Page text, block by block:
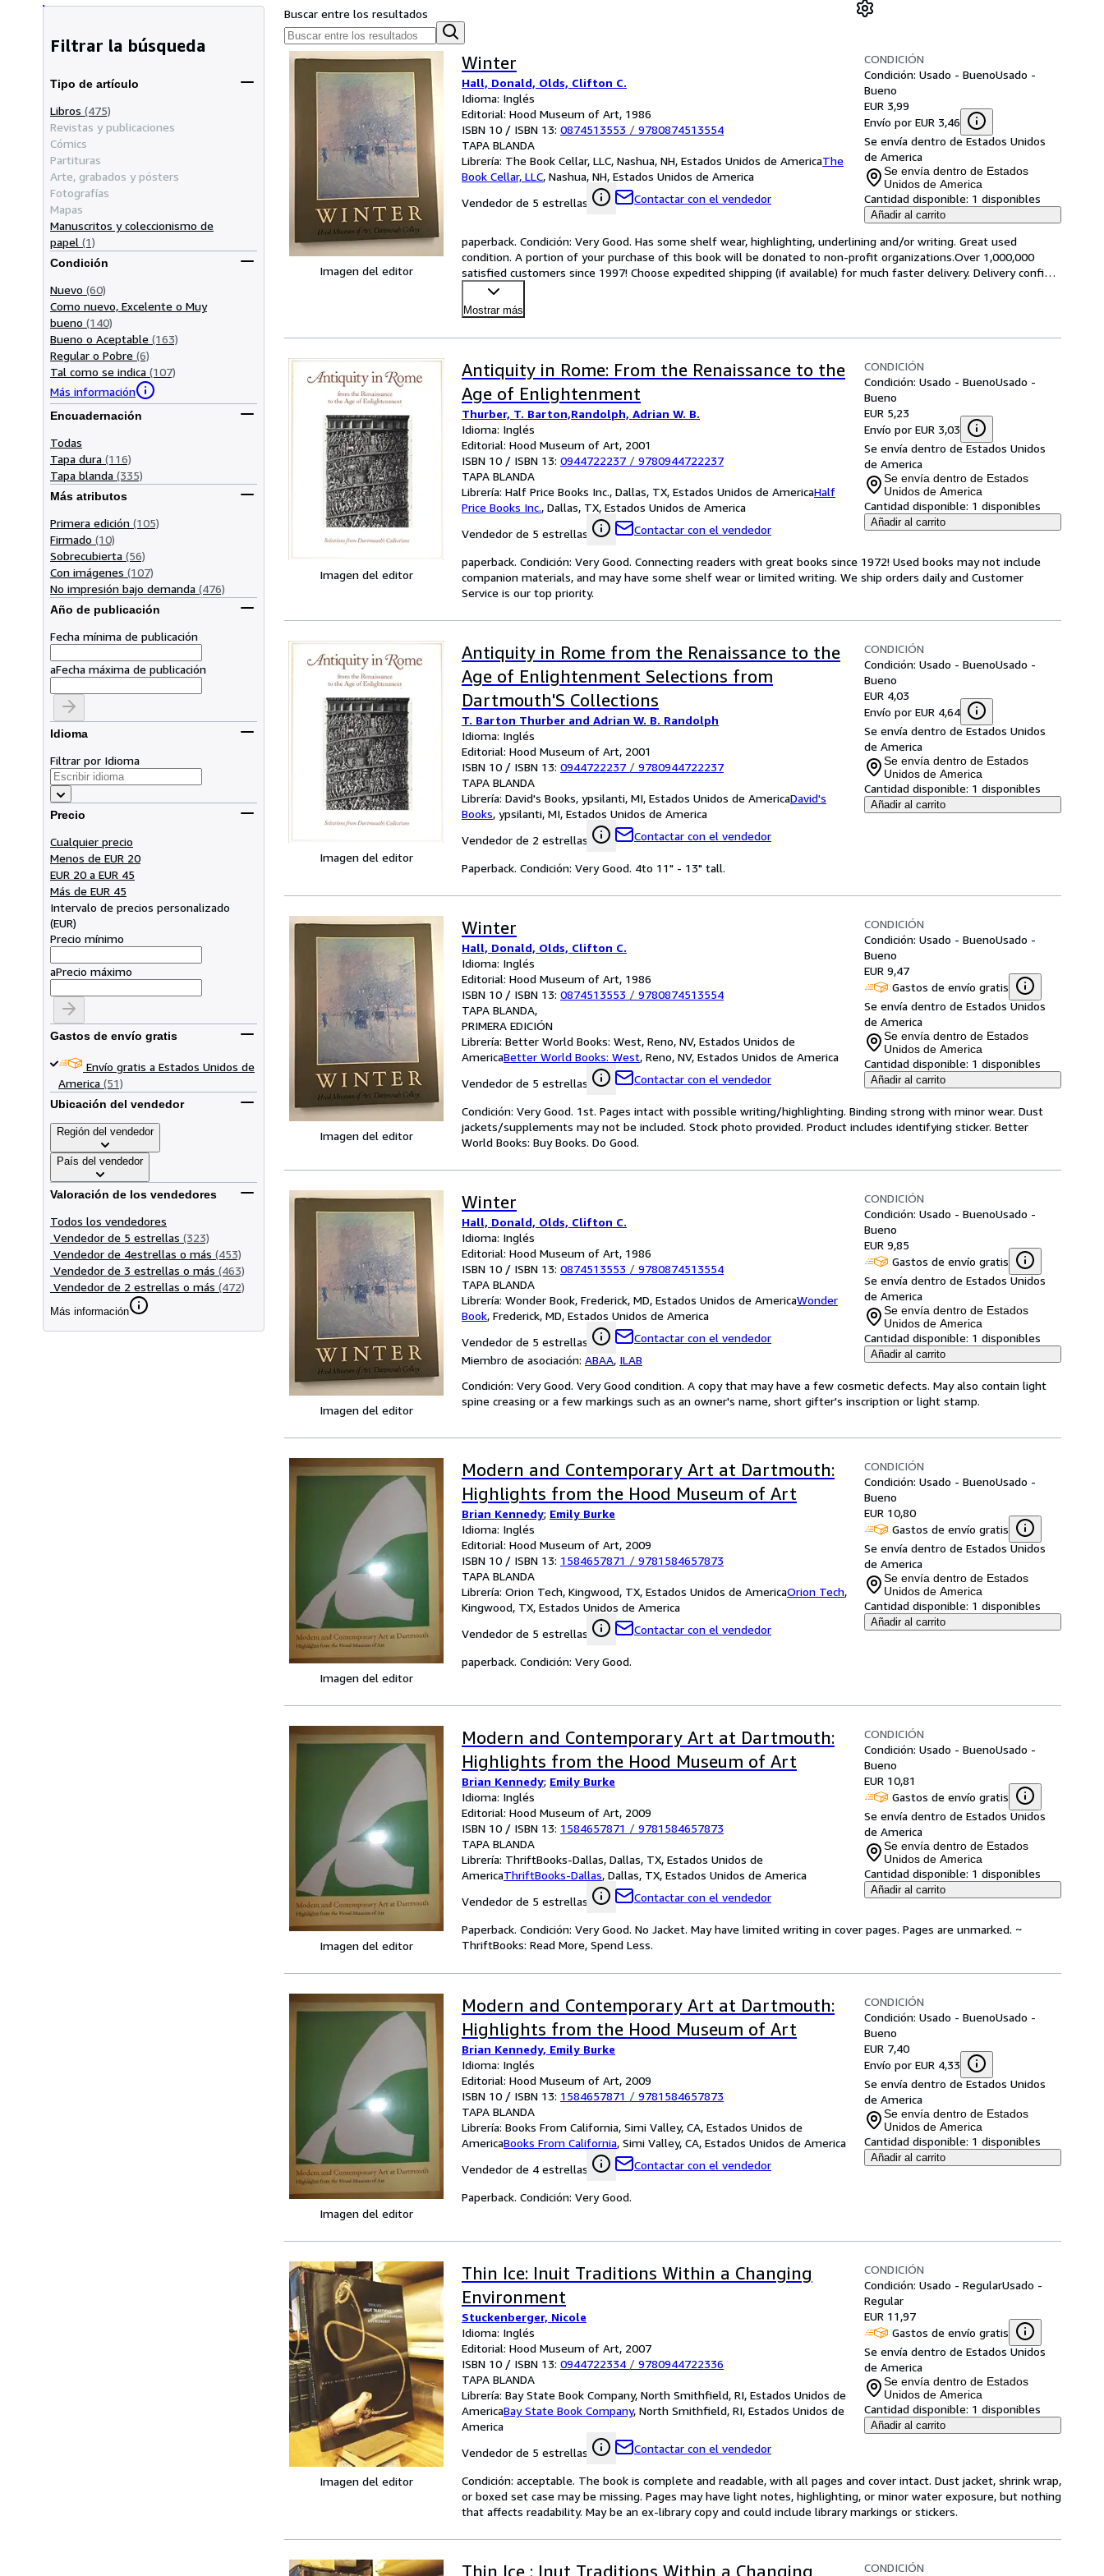
Filtrar la búsqueda
Tipo de artículo
Libros (475)
Revistas y publicaciones
Cómics
Partituras
Arte, grabados y pósters
Fotografías
Mapas
Manuscritos y coleccionismo de
papel (1)
Condición
Nuevo (60)
Como nuevo, Excelente o Muy
bueno (140)
Bueno o Aceptable (163)
Regular o Pobre (6)
Tal como se indica (107)
Más información
Encuadernación
Todas
Tapa dura (116)
Tapa blanda (335)
Más atributos
Primera edición (105)
Firmado (10)
Sobrecubierta (56)
Con imágenes (107)
No impresión bajo demanda (476)
Año de publicación
Fecha mínima de publicación
aFecha máxima de publicación
Idioma
Filtrar por Idioma
Precio
Cualquier precio
Menos de EUR 20
EUR 20 a EUR 45
Más de EUR 45
Intervalo de precios personalizado
(EUR)
Precio mínimo
aPrecio máximo
Gastos de envío gratis
Envío gratis a Estados Unidos de
America (51)
Ubicación del vendedor
Región del vendedor
País del vendedor
Valoración de los vendedores
Todos los vendedores
Vendedor de 5 estrellas (323)
Vendedor de 4estrellas o más (453)
Vendedor de 3 estrellas o más (463)
Vendedor de 2 estrellas o más (472)
Más información
Buscar entre los resultados
Imagen del editor
Winter
Hall, Donald, Olds, Clifton C.
Idioma: Inglés
Editorial: Hood Museum of Art, 1986
ISBN 10 / ISBN 13: 0874513553 / 9780874513554
TAPA BLANDA
Librería: The Book Cellar, LLC, Nashua, NH, Estados Unidos de AmericaThe
Book Cellar, LLC, Nashua, NH, Estados Unidos de America
Vendedor de 5 estrellas
Contactar con el vendedor
CONDICIÓN
Condición: Usado - BuenoUsado -
Bueno
EUR 3,99
Envío por EUR 3,46
Se envía dentro de Estados Unidos
de America
Se envía dentro de Estados
Unidos de America
Cantidad disponible: 1 disponibles
Añadir al carrito
paperback. Condición: Very Good. Has some shelf wear, highlighting, underlining and/or writing. Great used
condition. A portion of your purchase of this book will be donated to non-profit organizations.Over 1,000,000
satisfied customers since 1997! Choose expedited shipping (if available) for much faster delivery. Delivery confi…
Mostrar más
Imagen del editor
Antiquity in Rome: From the Renaissance to the
Age of Enlightenment
Thurber, T. Barton,Randolph, Adrian W. B.
Idioma: Inglés
Editorial: Hood Museum of Art, 2001
ISBN 10 / ISBN 13: 0944722237 / 9780944722237
TAPA BLANDA
Librería: Half Price Books Inc., Dallas, TX, Estados Unidos de AmericaHalf
Price Books Inc., Dallas, TX, Estados Unidos de America
Vendedor de 5 estrellas
Contactar con el vendedor
CONDICIÓN
Condición: Usado - BuenoUsado -
Bueno
EUR 5,23
Envío por EUR 3,03
Se envía dentro de Estados Unidos
de America
Se envía dentro de Estados
Unidos de America
Cantidad disponible: 1 disponibles
Añadir al carrito
paperback. Condición: Very Good. Connecting readers with great books since 1972! Used books may not include
companion materials, and may have some shelf wear or limited writing. We ship orders daily and Customer
Service is our top priority.
Imagen del editor
Antiquity in Rome from the Renaissance to the
Age of Enlightenment Selections from
Dartmouth'S Collections
T. Barton Thurber and Adrian W. B. Randolph
Idioma: Inglés
Editorial: Hood Museum of Art, 2001
ISBN 10 / ISBN 13: 0944722237 / 9780944722237
TAPA BLANDA
Librería: David's Books, ypsilanti, MI, Estados Unidos de AmericaDavid's
Books, ypsilanti, MI, Estados Unidos de America
Vendedor de 2 estrellas
Contactar con el vendedor
CONDICIÓN
Condición: Usado - BuenoUsado -
Bueno
EUR 4,03
Envío por EUR 4,64
Se envía dentro de Estados Unidos
de America
Se envía dentro de Estados
Unidos de America
Cantidad disponible: 1 disponibles
Añadir al carrito
Paperback. Condición: Very Good. 4to 11" - 13" tall.
Imagen del editor
Winter
Hall, Donald, Olds, Clifton C.
Idioma: Inglés
Editorial: Hood Museum of Art, 1986
ISBN 10 / ISBN 13: 0874513553 / 9780874513554
TAPA BLANDA
PRIMERA EDICIÓN
Librería: Better World Books: West, Reno, NV, Estados Unidos de
AmericaBetter World Books: West, Reno, NV, Estados Unidos de America
Vendedor de 5 estrellas
Contactar con el vendedor
CONDICIÓN
Condición: Usado - BuenoUsado -
Bueno
EUR 9,47
Gastos de envío gratis
Se envía dentro de Estados Unidos
de America
Se envía dentro de Estados
Unidos de America
Cantidad disponible: 1 disponibles
Añadir al carrito
Condición: Very Good. 1st. Pages intact with possible writing/highlighting. Binding strong with minor wear. Dust
jackets/supplements may not be included. Stock photo provided. Product includes identifying sticker. Better
World Books: Buy Books. Do Good.
Imagen del editor
Winter
Hall, Donald, Olds, Clifton C.
Idioma: Inglés
Editorial: Hood Museum of Art, 1986
ISBN 10 / ISBN 13: 0874513553 / 9780874513554
TAPA BLANDA
Librería: Wonder Book, Frederick, MD, Estados Unidos de AmericaWonder
Book, Frederick, MD, Estados Unidos de America
Vendedor de 5 estrellas
Contactar con el vendedor
Miembro de asociación: ABAA, ILAB
CONDICIÓN
Condición: Usado - BuenoUsado -
Bueno
EUR 9,85
Gastos de envío gratis
Se envía dentro de Estados Unidos
de America
Se envía dentro de Estados
Unidos de America
Cantidad disponible: 1 disponibles
Añadir al carrito
Condición: Very Good. Very Good condition. A copy that may have a few cosmetic defects. May also contain light
spine creasing or a few markings such as an owner's name, short gifter's inscription or light stamp.
Imagen del editor
Modern and Contemporary Art at Dartmouth:
Highlights from the Hood Museum of Art
Brian Kennedy; Emily Burke
Idioma: Inglés
Editorial: Hood Museum of Art, 2009
ISBN 10 / ISBN 13: 1584657871 / 9781584657873
TAPA BLANDA
Librería: Orion Tech, Kingwood, TX, Estados Unidos de AmericaOrion Tech,
Kingwood, TX, Estados Unidos de America
Vendedor de 5 estrellas
Contactar con el vendedor
CONDICIÓN
Condición: Usado - BuenoUsado -
Bueno
EUR 10,80
Gastos de envío gratis
Se envía dentro de Estados Unidos
de America
Se envía dentro de Estados
Unidos de America
Cantidad disponible: 1 disponibles
Añadir al carrito
paperback. Condición: Very Good.
Imagen del editor
Modern and Contemporary Art at Dartmouth:
Highlights from the Hood Museum of Art
Brian Kennedy; Emily Burke
Idioma: Inglés
Editorial: Hood Museum of Art, 2009
ISBN 10 / ISBN 13: 1584657871 / 9781584657873
TAPA BLANDA
Librería: ThriftBooks-Dallas, Dallas, TX, Estados Unidos de
AmericaThriftBooks-Dallas, Dallas, TX, Estados Unidos de America
Vendedor de 5 estrellas
Contactar con el vendedor
CONDICIÓN
Condición: Usado - BuenoUsado -
Bueno
EUR 10,81
Gastos de envío gratis
Se envía dentro de Estados Unidos
de America
Se envía dentro de Estados
Unidos de America
Cantidad disponible: 1 disponibles
Añadir al carrito
Paperback. Condición: Very Good. No Jacket. May have limited writing in cover pages. Pages are unmarked. ~
ThriftBooks: Read More, Spend Less.
Imagen del editor
Modern and Contemporary Art at Dartmouth:
Highlights from the Hood Museum of Art
Brian Kennedy, Emily Burke
Idioma: Inglés
Editorial: Hood Museum of Art, 2009
ISBN 10 / ISBN 13: 1584657871 / 9781584657873
TAPA BLANDA
Librería: Books From California, Simi Valley, CA, Estados Unidos de
AmericaBooks From California, Simi Valley, CA, Estados Unidos de America
Vendedor de 4 estrellas
Contactar con el vendedor
CONDICIÓN
Condición: Usado - BuenoUsado -
Bueno
EUR 7,40
Envío por EUR 4,33
Se envía dentro de Estados Unidos
de America
Se envía dentro de Estados
Unidos de America
Cantidad disponible: 1 disponibles
Añadir al carrito
Paperback. Condición: Very Good.
Imagen del editor
Thin Ice: Inuit Traditions Within a Changing
Environment
Stuckenberger, Nicole
Idioma: Inglés
Editorial: Hood Museum of Art, 2007
ISBN 10 / ISBN 13: 0944722334 / 9780944722336
TAPA BLANDA
Librería: Bay State Book Company, North Smithfield, RI, Estados Unidos de
AmericaBay State Book Company, North Smithfield, RI, Estados Unidos de
America
Vendedor de 5 estrellas
Contactar con el vendedor
CONDICIÓN
Condición: Usado - RegularUsado -
Regular
EUR 11,97
Gastos de envío gratis
Se envía dentro de Estados Unidos
de America
Se envía dentro de Estados
Unidos de America
Cantidad disponible: 1 disponibles
Añadir al carrito
Condición: acceptable. The book is complete and readable, with all pages and cover intact. Dust jacket, shrink wrap,
or boxed set case may be missing. Pages may have light notes, highlighting, or minor water exposure, but nothing
that affects readability. May be an ex-library copy and could include library markings or stickers.
Thin Ice : Inut Traditions Within a Changing CONDICIÓN